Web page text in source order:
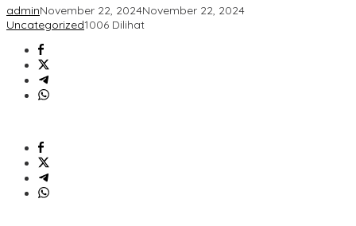
adminNovember 22, 2024November 22, 2024
Uncategorized1006 Dilihat